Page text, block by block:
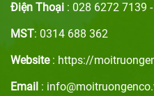
Điện Thoại : 028 6272 7139
MST: 0314 688 362
Website: https://
Email :